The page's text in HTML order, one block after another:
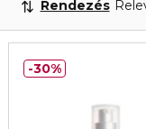
Rendezés
30%